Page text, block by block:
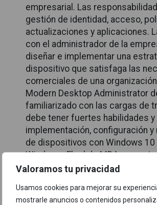
Valoramos tu privacidad
Usamos cookies para mejorar su
mostrarle anuncios o contenidos
empresarial. Las
gestión de identidad, acceso,
actualizaciones y aplicaciones.
con el administrador de la
diseñar e implementar una
dispositivo que satisfaga las
comerciales de una organización
Modern Desktop Administrator
familiarizado con las cargas de
debe tener fuertes habilidades y
implementación, configuración
de dispositivos con Windows 10
Windows. El rol de MDA se
en la nube en lugar de las